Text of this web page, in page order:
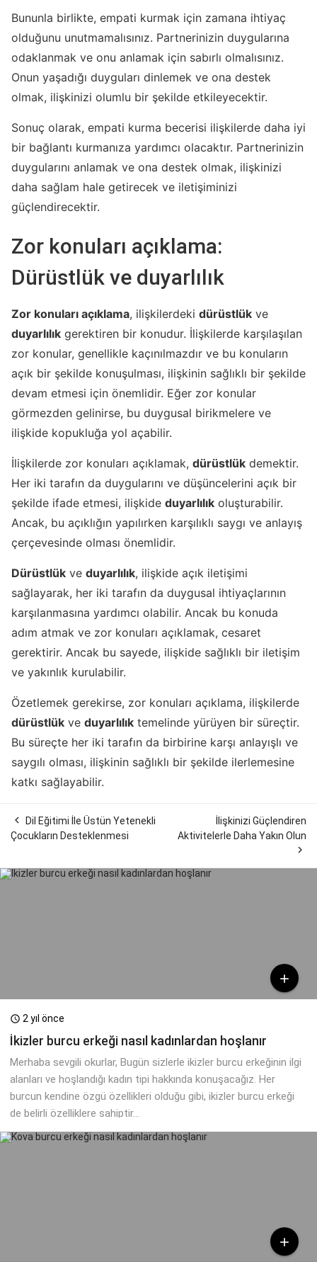
Bununla birlikte, empati kurmak için zamana ihtiyaç
olduğunu unutmamalısınız. Partnerinizin duygularına
odaklanmak ve onu anlamak için sabırlı olmalısınız.
Onun yaşadığı duyguları dinlemek ve ona destek
olmak, ilişkinizi olumlu bir şekilde etkileyecektir.
Sonuç olarak, empati kurma becerisi ilişkilerde daha iyi
bir bağlantı kurmanıza yardımcı olacaktır. Partnerinizin
duygularını anlamak ve ona destek olmak, ilişkinizi
daha sağlam hale getirecek ve iletişiminizi
güçlendirecektir.
Zor konuları açıklama:
Dürüstlük ve duyarlılık
Zor konuları açıklama, ilişkilerdeki dürüstlük ve
duyarlılık gerektiren bir konudur. İlişkilerde karşılaşılan
zor konular, genellikle kaçınılmazdır ve bu konuların
açık bir şekilde konuşulması, ilişkinin sağlıklı bir şekilde
devam etmesi için önemlidir. Eğer zor konular
görmezden gelinirse, bu duygusal birikmelere ve
ilişkide kopukluğa yol açabilir.
İlişkilerde zor konuları açıklamak, dürüstlük demektir.
Her iki tarafın da duygularını ve düşüncelerini açık bir
şekilde ifade etmesi, ilişkide duyarlılık oluşturabilir.
Ancak, bu açıklığın yapılırken karşılıklı saygı ve anlayış
çerçevesinde olması önemlidir.
Dürüstlük ve duyarlılık, ilişkide açık iletişimi
sağlayarak, her iki tarafın da duygusal ihtiyaçlarının
karşılanmasına yardımcı olabilir. Ancak bu konuda
adım atmak ve zor konuları açıklamak, cesaret
gerektirir. Ancak bu sayede, ilişkide sağlıklı bir iletişim
ve yakınlık kurulabilir.
Özetlemek gerekirse, zor konuları açıklama, ilişkilerde
dürüstlük ve duyarlılık temelinde yürüyen bir süreçtir.
Bu süreçte her iki tarafın da birbirine karşı anlayışlı ve
saygılı olması, ilişkinin sağlıklı bir şekilde ilerlemesine
katkı sağlayabilir.

Dil Eğitimi İle Üstün Yetenekli
Çocukların Desteklenmesi
İlişkinizi Güçlendiren
Aktivitelerle Daha Yakın Olun


 2 yıl önce
İkizler burcu erkeği nasıl kadınlardan hoşlanır
Merhaba sevgili okurlar, Bugün sizlerle ikizler burcu erkeğinin ilgi
alanları ve hoşlandığı kadın tipi hakkında konuşacağız. Her
burcun kendine özgü özellikleri olduğu gibi, ikizler burcu erkeği
de belirli özelliklere sahiptir...
